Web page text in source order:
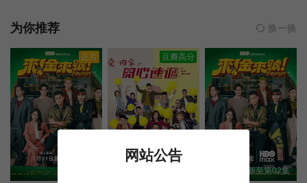
篮球队的雕秦一直守护身边，在最需要时总会出现。原来，青春里
是真正的答案。
为你推荐 换一换
正片 豆瓣高分
更新至第02集
网站公告